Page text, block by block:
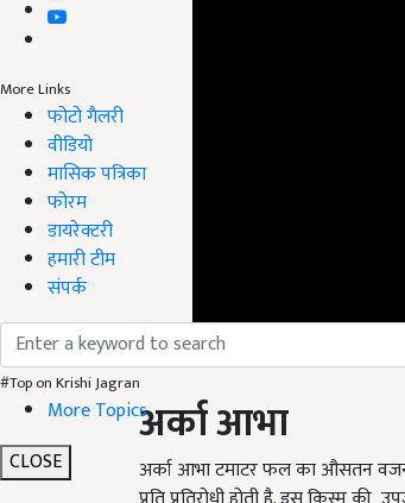
More Links
फोटो गैलरी
वीडियो
मासिक पत्रिका
फोरम
डायरेक्टरी
हमारी टीम
संपर्क
#Top on Krishi Jagran
More Topics
CLOSE
अर्का आभा
अर्का आभा टमाटर फल का औसतन वजन
प्रति प्रतिरोधी होती है. इस किस्म की